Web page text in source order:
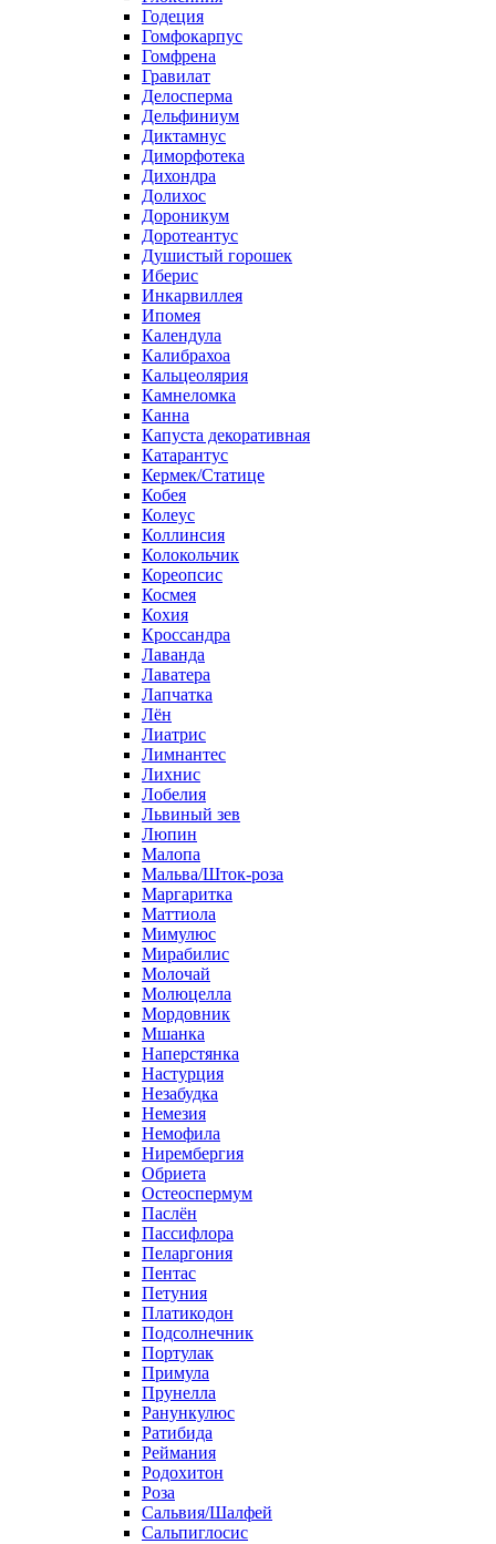
Годеция
Гомфокарпус
Гомфрена
Гравилат
Делосперма
Дельфиниум
Диктамнус
Диморфотека
Дихондра
Долихос
Дороникум
Доротеантус
Душистый горошек
Иберис
Инкарвиллея
Ипомея
Календула
Калибрахоа
Кальцеолярия
Камнеломка
Канна
Капуста декоративная
Катарантус
Кермек/Статице
Кобея
Колеус
Коллинсия
Колокольчик
Кореопсис
Космея
Кохия
Кроссандра
Лаванда
Лаватера
Лапчатка
Лён
Лиатрис
Лимнантес
Лихнис
Лобелия
Львиный зев
Люпин
Малопа
Мальва/Шток-роза
Маргаритка
Маттиола
Мимулюс
Мирабилис
Молочай
Молюцелла
Мордовник
Мшанка
Наперстянка
Настурция
Незабудка
Немезия
Немофила
Нирембергия
Обриета
Остеоспермум
Паслён
Пассифлора
Пеларгония
Пентас
Петуния
Платикодон
Подсолнечник
Портулак
Примула
Прунелла
Ранункулюс
Ратибида
Реймания
Родохитон
Роза
Сальвия/Шалфей
Сальпиглосис